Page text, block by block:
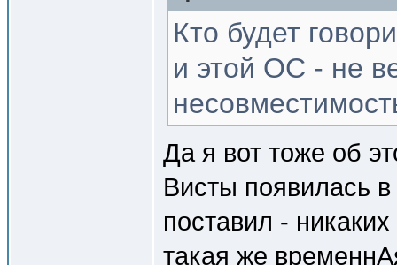
Кто будет
и этой ОС - не
Да я вот тоже об
Висты появилась
поставил -
такая же